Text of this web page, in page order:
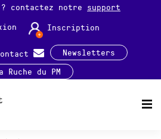
contactez notre support
Inscription
Newsletters
Ruche du PM